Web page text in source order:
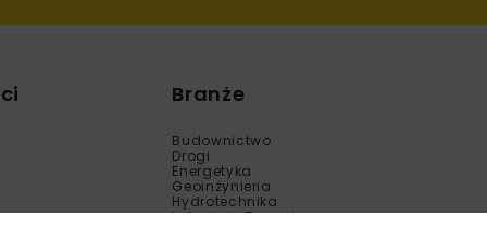
Branże
Budownictwo
Drogi
Energetyka
Geoinżynieria
Hydrotechnika
Inżynieria Bezwykopowa